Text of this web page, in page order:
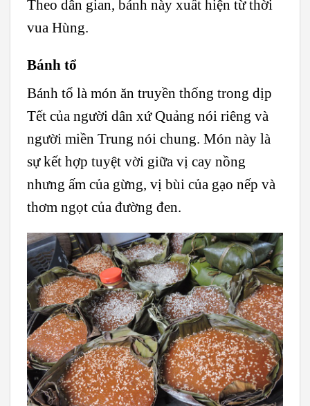
Theo dân gian, bánh này xuất hiện từ thời
vua Hùng.
Bánh tổ
Bánh tổ là món ăn truyền thống trong dịp
Tết của người dân xứ Quảng nói riêng và
người miền Trung nói chung. Món này là
sự kết hợp tuyệt vời giữa vị cay nồng
nhưng ấm của gừng, vị bùi của gạo nếp và
thơm ngọt của đường đen.